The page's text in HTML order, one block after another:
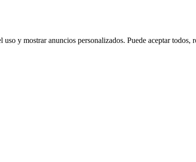
y mostrar anuncios personalizados. Puede aceptar todos,